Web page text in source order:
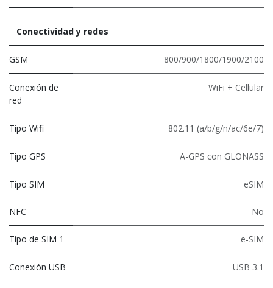
Conectividad y redes
GSM 800/900/1800/1900/2100
Conexión de
red
WiFi + Cellular
Tipo Wifi 802.11 (a/b/g/n/ac/6e/7)
Tipo GPS A-GPS con GLONASS
Tipo SIM eSIM
NFC No
Tipo de SIM 1 e-SIM
Conexión USB USB 3.1